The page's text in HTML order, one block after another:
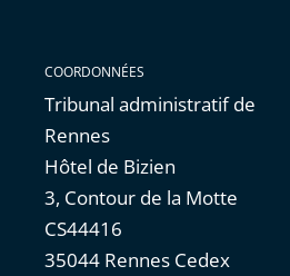
COORDONNÉES
Tribunal administratif de
Rennes
Hôtel de Bizien
3, Contour de la Motte
CS44416
35044 Rennes Cedex